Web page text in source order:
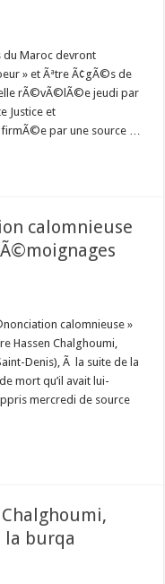
du Maroc devront
» et Ãªtre Ã¢gÃ©s de
rÃ©vÃ©lÃ©e jeudi par
Justice et
par une source …
calomnieuse
calomnieuse »
Hassen Chalghoumi,
Denis), Ã la suite de la
mort qu’il avait lui-
mercredi de source
Chalghoumi,
burqa